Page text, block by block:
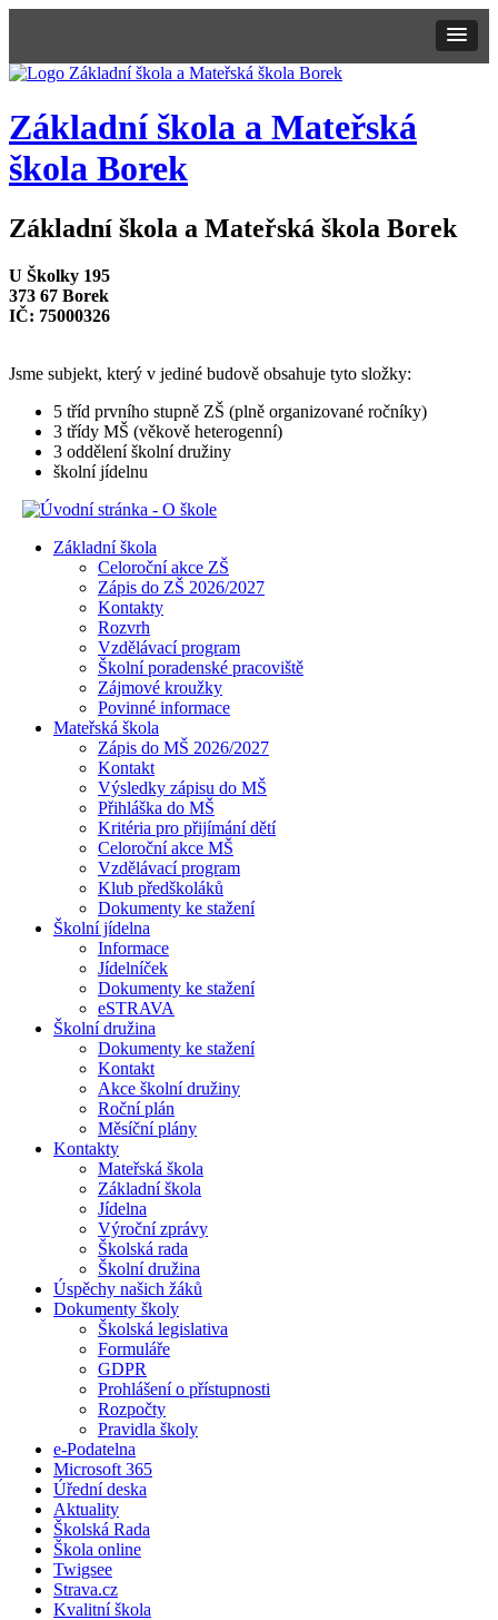
Základní škola a Mateřská
škola Borek
Základní škola a Mateřská škola Borek
U Školky 195
373 67 Borek
IČ: 75000326
Jsme subjekt, který v jediné budově obsahuje tyto složky:
5 tříd prvního stupně ZŠ (plně organizované ročníky)
3 třídy MŠ (věkově heterogenní)
3 oddělení školní družiny
školní jídelnu
Základní škola
Celoroční akce ZŠ
Zápis do ZŠ 2026/2027
Kontakty
Rozvrh
Vzdělávací program
Školní poradenské pracoviště
Zájmové kroužky
Povinné informace
Mateřská škola
Zápis do MŠ 2026/2027
Kontakt
Výsledky zápisu do MŠ
Přihláška do MŠ
Kritéria pro přijímání dětí
Celoroční akce MŠ
Vzdělávací program
Klub předškoláků
Dokumenty ke stažení
Školní jídelna
Informace
Jídelníček
Dokumenty ke stažení
eSTRAVA
Školní družina
Dokumenty ke stažení
Kontakt
Akce školní družiny
Roční plán
Měsíční plány
Kontakty
Mateřská škola
Základní škola
Jídelna
Výroční zprávy
Školská rada
Školní družina
Úspěchy našich žáků
Dokumenty školy
Školská legislativa
Formuláře
GDPR
Prohlášení o přístupnosti
Rozpočty
Pravidla školy
e-Podatelna
Microsoft 365
Úřední deska
Aktuality
Školská Rada
Škola online
Twigsee
Strava.cz
Kvalitní škola